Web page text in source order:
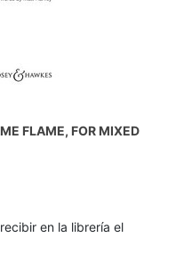
FLAME, FOR MIXED
en la librería el